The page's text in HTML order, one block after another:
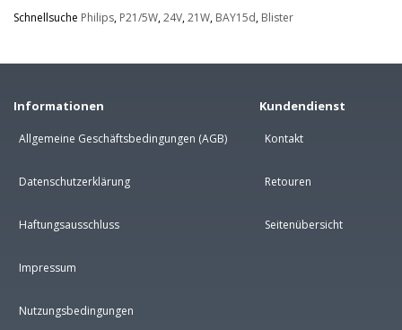
Schnellsuche Philips, P21/5W,24V,21W, BAY15d, Blister
Informationen
Allgemeine Geschäftsbedingungen (AGB)
Datenschutzerklärung
Haftungsausschluss
Impressum
Nutzungsbedingungen
Kundendienst
Kontakt
Retouren
Seitenübersicht